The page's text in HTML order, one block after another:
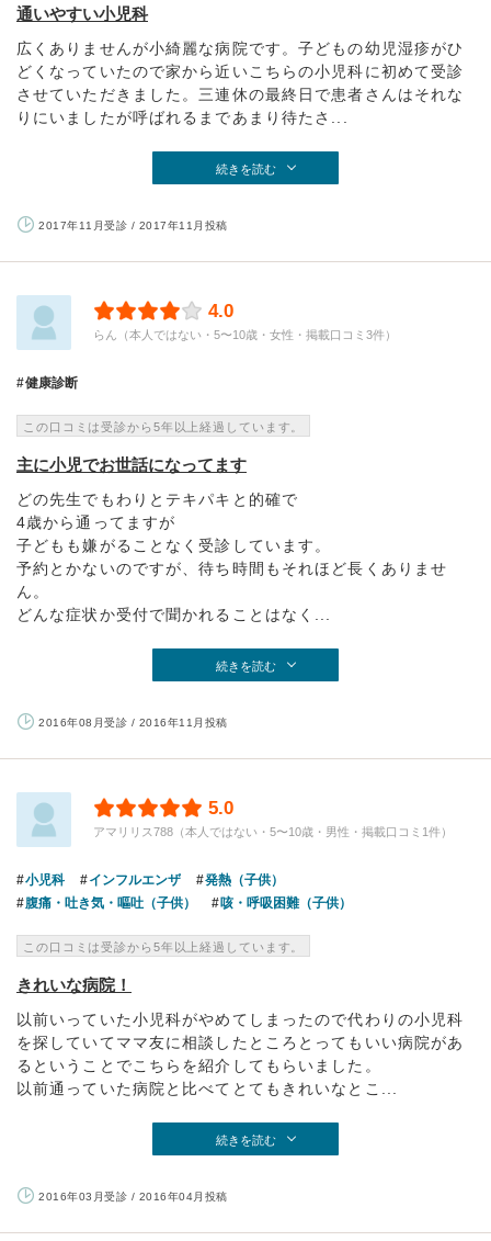
通いやすい小児科
広くありませんが小綺麗な病院です。子どもの幼児湿疹がひ
どくなっていたので家から近いこちらの小児科に初めて受診
させていただきました。三連休の最終日で患者さんはそれな
りにいましたが呼ばれるまであまり待たさ...
続きを読む
2017年11月受診 / 2017年11月投稿
4.0
らん（本人ではない・5〜10歳・女性・掲載口コミ3件）
健康診断
この口コミは受診から5年以上経過しています。
主に小児でお世話になってます
どの先生でもわりとテキパキと的確で
4歳から通ってますが
子どもも嫌がることなく受診しています。
予約とかないのですが、待ち時間もそれほど長くありませ
ん。
どんな症状か受付で聞かれることはなく...
続きを読む
2016年08月受診 / 2016年11月投稿
5.0
アマリリス788（本人ではない・5〜10歳・男性・掲載口コミ1件）
小児科 インフルエンザ
発熱（子供）
腹痛・吐き気・嘔吐（子供）
咳・呼吸困難（子供）
この口コミは受診から5年以上経過しています。
きれいな病院！
以前いっていた小児科がやめてしまったので代わりの小児科
を探していてママ友に相談したところとってもいい病院があ
るということでこちらを紹介してもらいました。
以前通っていた病院と比べてとてもきれいなとこ...
続きを読む
2016年03月受診 / 2016年04月投稿